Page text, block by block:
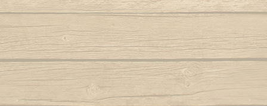
Gerais)
Cordão de ouro é Besouro Manganga
Autor : Mestre Mão Branca
Dendê
Dende mare
Samba